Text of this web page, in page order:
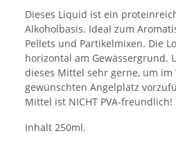
Dieses Liquid ist ein
Alkoholbasis. Ideal zum
Pellets und Partikelmixen. Die
horizontal am Gewässergrund.
dieses Mittel sehr gerne, um im
gewünschten Angelplatz
Mittel ist NICHT PVA-freundlich!
Inhalt 250ml.